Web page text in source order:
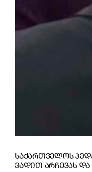
ᲡᲐᲥᲐᲠᲗᲕᲔᲚᲝᲡ
ᲕᲐᲓᲘᲗ ᲐᲠᲩᲔᲕᲐᲡ